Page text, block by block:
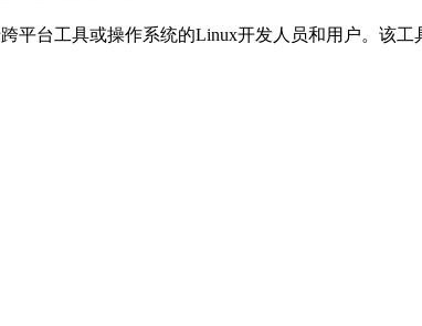
平台工具或操作系统的Linux开发人员和用户。该